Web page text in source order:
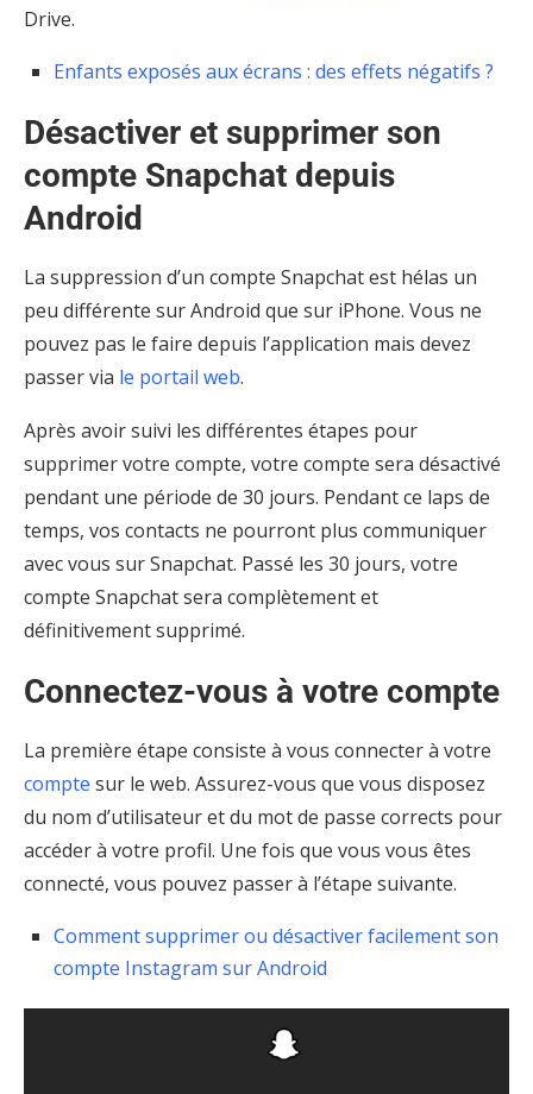
Drive.
Enfants exposés aux écrans : des effets négatifs ?
Désactiver et supprimer son
compte Snapchat depuis
Android
La suppression d’un compte Snapchat est hélas un
peu différente sur Android que sur iPhone. Vous ne
pouvez pas le faire depuis l’application mais devez
passer via le portail web.
Après avoir suivi les différentes étapes pour
supprimer votre compte, votre compte sera désactivé
pendant une période de 30 jours. Pendant ce laps de
temps, vos contacts ne pourront plus communiquer
avec vous sur Snapchat. Passé les 30 jours, votre
compte Snapchat sera complètement et
définitivement supprimé.
Connectez-vous à votre compte
La première étape consiste à vous connecter à votre
compte sur le web. Assurez-vous que vous disposez
du nom d’utilisateur et du mot de passe corrects pour
accéder à votre profil. Une fois que vous vous êtes
connecté, vous pouvez passer à l’étape suivante.
Comment supprimer ou désactiver facilement son
compte Instagram sur Android